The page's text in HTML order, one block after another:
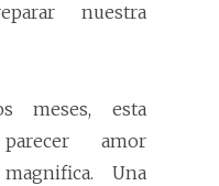
nuestra
meses, esta
amor
Una